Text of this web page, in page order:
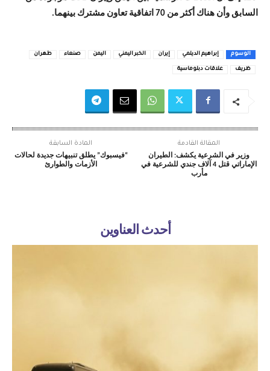
السابق وأن هناك أكثر من 70 اتفاقية تعاون مشترك بينهما.
الوسوم إبراهيم الديلمي إيران الخبر اليمني اليمن صنعاء طهران
ظريف علاقات دبلوماسية
المادة السابقة
“فيسبوك” يطلق تنبيهات جديدة لحالات
الأزمات والطوارئ
المقالة القادمة
وزير في الشرعية يكشف: الطيران
الإماراتي قتل 4 آلاف جندي للشرعية في
مأرب
أحدث العناوين